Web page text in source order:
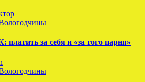
за себя и «за того парня»